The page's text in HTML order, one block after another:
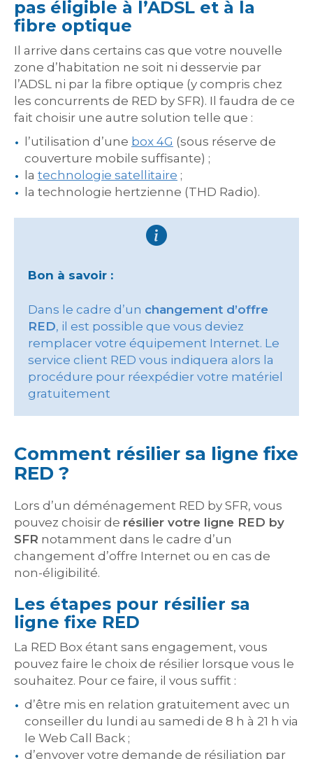
pas éligible à l’ADSL et à la
fibre optique
Il arrive dans certains cas que votre nouvelle
zone d’habitation ne soit ni desservie par
l’ADSL ni par la fibre optique (y compris chez
les concurrents de RED by SFR). Il faudra de ce
fait choisir une autre solution telle que :
l’utilisation d’une box 4G (sous réserve de
couverture mobile suffisante) ;
la technologie satellitaire ;
la technologie hertzienne (THD Radio).
Bon à savoir :
Dans le cadre d’un changement d’offre
RED, il est possible que vous deviez
remplacer votre équipement Internet. Le
service client RED vous indiquera alors la
procédure pour réexpédier votre matériel
gratuitement
Comment résilier sa ligne fixe
RED ?
Lors d’un déménagement RED by SFR, vous
pouvez choisir de résilier votre ligne RED by
SFR notamment dans le cadre d’un
changement d’offre Internet ou en cas de
non-éligibilité.
Les étapes pour résilier sa
ligne fixe RED
La RED Box étant sans engagement, vous
pouvez faire le choix de résilier lorsque vous le
souhaitez. Pour ce faire, il vous suffit :
d’être mis en relation gratuitement avec un
conseiller du lundi au samedi de 8 h à 21 h via
le Web Call Back ;
d’envoyer votre demande de résiliation par